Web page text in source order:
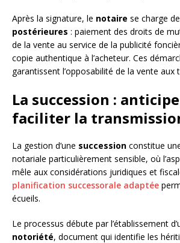
Après la signature, le notaire se charge
postérieures : paiement des droits de
de la vente au service de la publicité
copie authentique à l’acheteur. Ces
garantissent l’opposabilité de la vente aux
La succession :
faciliter la
La gestion d’une succession constitue
notariale particulièrement sensible, où
mêle aux considérations juridiques et
planification successorale adaptée
écueils.
Le processus débute par l’établissement
notoriété, document qui identifie les